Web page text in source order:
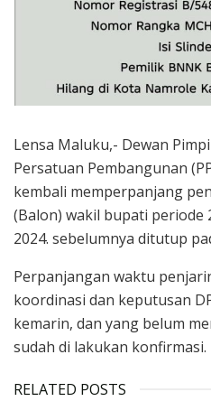
Lensa Maluku,- Dewan
Persatuan Pembangunan
kembali memperpanjang
(Balon) wakil bupati periode
2024. sebelumnya ditutup
Perpanjangan waktu
koordinasi dan keputusan
kemarin, dan yang belum
sudah di lakukan konfirmasi.
RELATED POSTS